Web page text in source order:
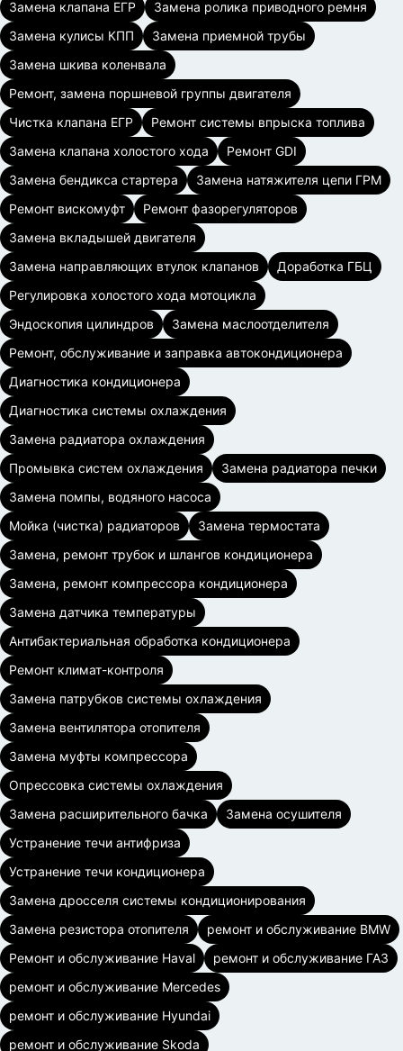
Замена клапана ЕГР
Замена ролика приводного ремня
Замена кулисы КПП
Замена приемной трубы
Замена шкива коленвала
Ремонт, замена поршневой группы двигателя
Чистка клапана ЕГР
Ремонт системы впрыска топлива
Замена клапана холостого хода
Ремонт GDI
Замена бендикса стартера
Замена натяжителя цепи ГРМ
Ремонт вискомуфт
Ремонт фазорегуляторов
Замена вкладышей двигателя
Замена направляющих втулок клапанов
Доработка ГБЦ
Регулировка холостого хода мотоцикла
Эндоскопия цилиндров
Замена маслоотделителя
Ремонт, обслуживание и заправка автокондиционера
Диагностика кондиционера
Диагностика системы охлаждения
Замена радиатора охлаждения
Промывка систем охлаждения
Замена радиатора печки
Замена помпы, водяного насоса
Мойка (чистка) радиаторов
Замена термостата
Замена, ремонт трубок и шлангов кондиционера
Замена, ремонт компрессора кондиционера
Замена датчика температуры
Антибактериальная обработка кондиционера
Ремонт климат-контроля
Замена патрубков системы охлаждения
Замена вентилятора отопителя
Замена муфты компрессора
Опрессовка системы охлаждения
Замена расширительного бачка
Замена осушителя
Устранение течи антифриза
Устранение течи кондиционера
Замена дросселя системы кондиционирования
Замена резистора отопителя
ремонт и обслуживание BMW
Ремонт и обслуживание Haval
ремонт и обслуживание ГАЗ
ремонт и обслуживание Mercedes
ремонт и обслуживание Hyundai
ремонт и обслуживание Skoda